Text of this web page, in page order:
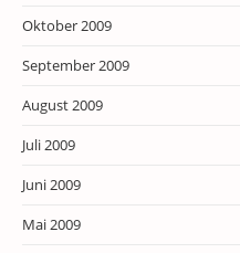
Oktober 2009
September 2009
August 2009
Juli 2009
Juni 2009
Mai 2009